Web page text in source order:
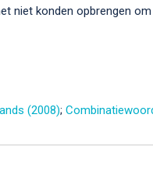
niet konden opbrengen
(2008);